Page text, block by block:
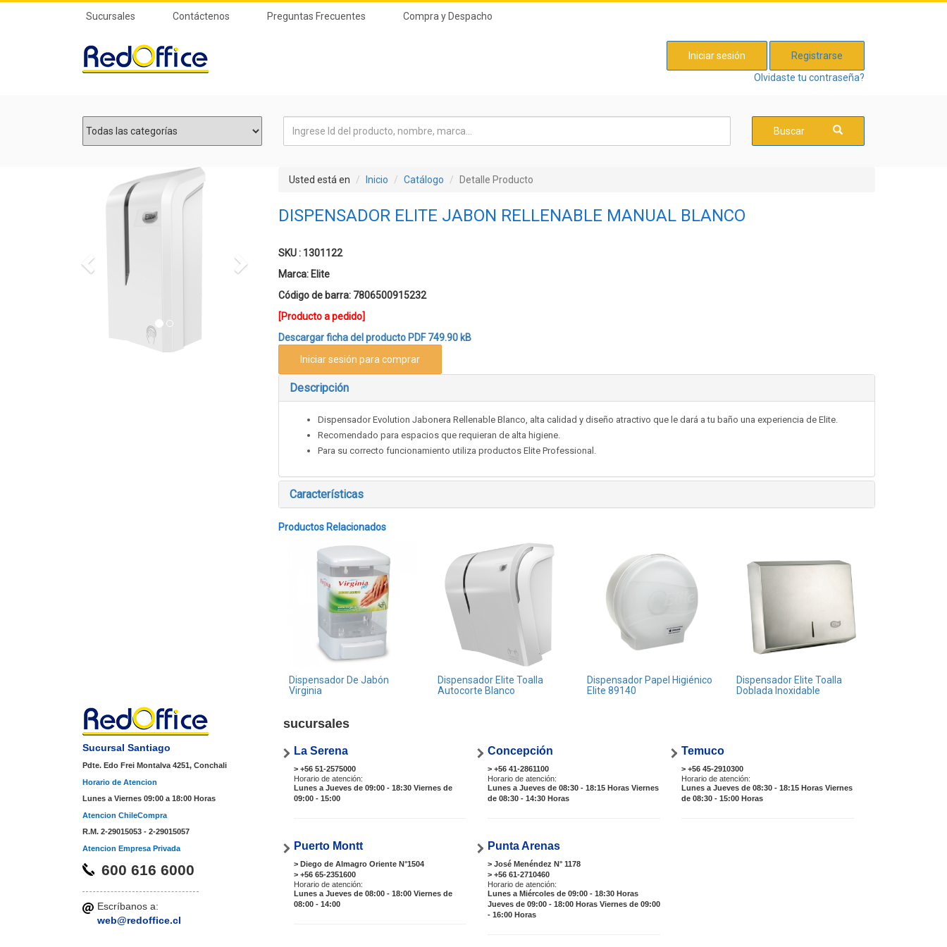
Sucursales Contáctenos Preguntas Frecuentes Compra y Despacho
Iniciar sesión
Registrarse
Olvidaste tu contraseña?
Buscar
Previous Usted está en Inicio Catálogo Detalle Producto
DISPENSADOR ELITE JABON RELLENABLE MANUAL BLANCO
SKU : 1301122
Marca: Elite
Código de barra: 7806500915232
[Producto a pedido]
Descargar ficha del producto PDF 749.90 kB
Iniciar sesión para comprar
Descripción
Dispensador Evolution Jabonera Rellenable Blanco, alta calidad y diseño atractivo que le dará a tu baño una experiencia de Elite.
Recomendado para espacios que requieran de alta higiene.
Para su correcto funcionamiento utiliza productos Elite Professional.
Características
Productos Relacionados
Dispensador De Jabón
Virginia
Dispensador Elite Toalla
Autocorte Blanco
Dispensador Papel Higiénico
Elite 89140
Dispensador Elite Toalla
Doblada Inoxidable
Sucursal Santiago
Pdte. Edo Frei Montalva 4251, Conchali
Horario de Atencion
Lunes a Viernes 09:00 a 18:00 Horas
Atencion ChileCompra
R.M. 2-29015053 - 2-29015057
Atencion Empresa Privada
600 616 6000
Escríbanos a:
web@redoffice.cl
sucursales
La Serena
> +56 51-2575000
Horario de atención:
Lunes a Jueves de 09:00 - 18:30 Viernes de
09:00 - 15:00
Concepción
> +56 41-2861100
Horario de atención:
Lunes a Jueves de 08:30 - 18:15 Horas Viernes
de 08:30 - 14:30 Horas
Temuco
> +56 45-2910300
Horario de atención:
Lunes a Jueves de 08:30 - 18:15 Horas Viernes
de 08:30 - 15:00 Horas
Puerto Montt
> Diego de Almagro Oriente N°1504
> +56 65-2351600
Horario de atención:
Lunes a Jueves de 08:00 - 18:00 Viernes de
08:00 - 14:00
Punta Arenas
> José Menéndez N° 1178
> +56 61-2710460
Horario de atención:
Lunes a Miércoles de 09:00 - 18:30 Horas
Jueves de 09:00 - 18:00 Horas Viernes de 09:00
- 16:00 Horas